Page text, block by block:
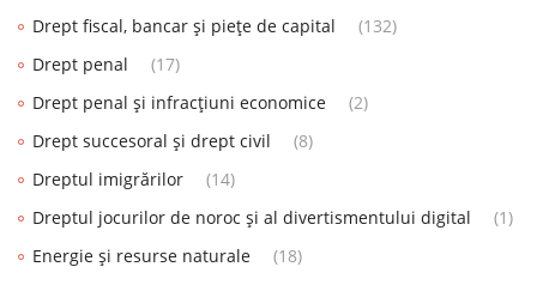
Drept fiscal, bancar și piețe de capital
(132)
Drept penal
(17)
Drept penal și infracțiuni economice
(2)
Drept succesoral și drept civil
(8)
Dreptul imigrărilor
(14)
Dreptul jocurilor de noroc și al divertismentului digital
(1)
Energie și resurse naturale
(18)